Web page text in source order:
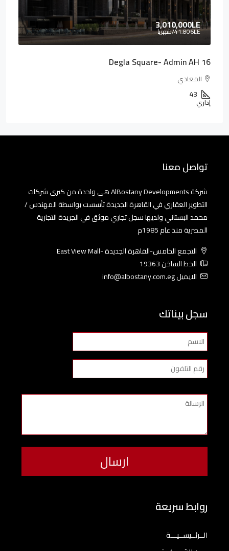
3,010,000LE
41,806LE/شهريا
Degla Square- Admin AH 16
المعادي
43
إداري
تواصل معنا
شركة AlBostany Developments هي واحدة من كبرى شركات
التطوير العقاري في القاهرة الجديدة تأسست بواسطة المهندس /
محمد البستاني ولديها سجل تجاري موثق في الجريدة التجارية
المصرية منذ عام 1985م
التجمع الخامس-القاهرة الجديدة -East View Mall
الخط الساخن 19363
الايميل info@albostany.com.eg
سجل بيناتك
روابط سريعة
الــرئــيســيـــة